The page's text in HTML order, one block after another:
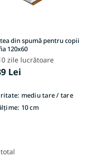
din spumă pentru copii
120x60
zile lucrătoare
Lei
mediu tare / tare
10 cm